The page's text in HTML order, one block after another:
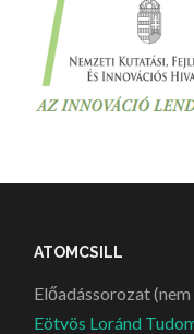
ATOMCSILL
Előadássorozat (nem
Eötvös Loránd